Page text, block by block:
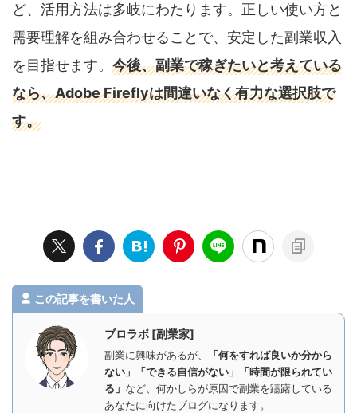
ど、活用方法は多岐にわたります。正しい使い方と
需要理解を組み合わせることで、安定した副業収入
を目指せます。 今後、副業で稼ぎたいと考えている
なら、Adobe Fireflyは間違いなく有力な選択肢で
す。
この記事を書いた人
ブロラボ [副業家]
副業に興味があるが、
「何をすれば良いか分から
ない」「できる自信がない」「時間が限られてい
る」 など、何かしらが原因で副業を躊躇している
あなたに向けたブログになります。